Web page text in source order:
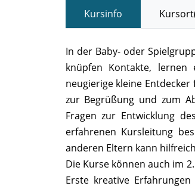
Kursinfo
In der Baby- oder
knüpfen Kontakte,
neugierige kleine
zur Begrüßung und zum
Fragen zur Entwicklung
erfahrenen Kursleitung
anderen Eltern kann
Die Kurse können auch im
Erste kreative